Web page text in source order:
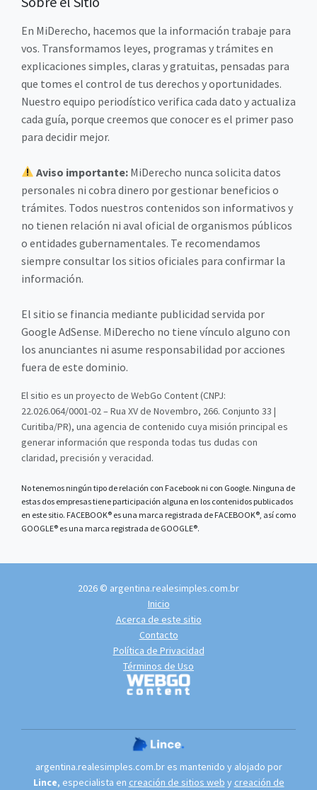
En MiDerecho, hacemos que la información trabaje para
vos. Transformamos leyes, programas y trámites en
explicaciones simples, claras y gratuitas, pensadas para
que tomes el control de tus derechos y oportunidades.
Nuestro equipo periodístico verifica cada dato y actualiza
cada guía, porque creemos que conocer es el primer paso
para decidir mejor.
Aviso importante: MiDerecho nunca solicita datos
personales ni cobra dinero por gestionar beneficios o
trámites. Todos nuestros contenidos son informativos y
no tienen relación ni aval oficial de organismos públicos
o entidades gubernamentales. Te recomendamos
siempre consultar los sitios oficiales para confirmar la
información.
El sitio se financia mediante publicidad servida por
Google AdSense. MiDerecho no tiene vínculo alguno con
los anunciantes ni asume responsabilidad por acciones
fuera de este dominio.
El sitio es un proyecto de WebGo Content (CNPJ:
22.026.064/0001-02 – Rua XV de Novembro, 266. Conjunto 33 |
Curitiba/PR), una agencia de contenido cuya misión principal es
generar información que responda todas tus dudas con
claridad, precisión y veracidad.
No tenemos ningún tipo de relación con Facebook ni con Google. Ninguna de
estas dos empresas tiene participación alguna en los contenidos publicados
en este sitio. FACEBOOK® es una marca registrada de FACEBOOK®, así como
GOOGLE® es una marca registrada de GOOGLE®.
2026 © argentina.realesimples.com.br
Inicio
Acerca de este sitio
Contacto
Política de Privacidad
Términos de Uso
argentina.realesimples.com.br es mantenido y alojado por
Lince, especialista en creación de sitios web y creación de